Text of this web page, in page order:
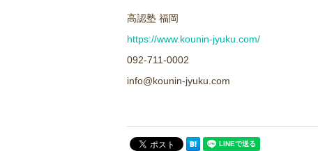
高認塾 福岡
https://www.kounin-jyuku.com/
092-711-0002
info@kounin-jyuku.com